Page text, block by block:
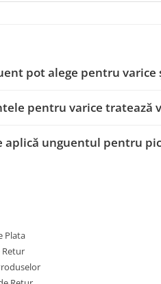
pot alege pentru varice
pentru varice tratează
aplică unguentul pentru
Plata
Retur